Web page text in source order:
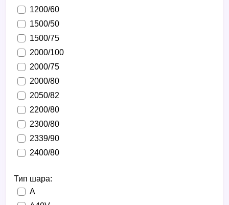
1200/60
1500/50
1500/75
2000/100
2000/75
2000/80
2050/82
2200/80
2300/80
2339/90
2400/80
Тип шара:
A